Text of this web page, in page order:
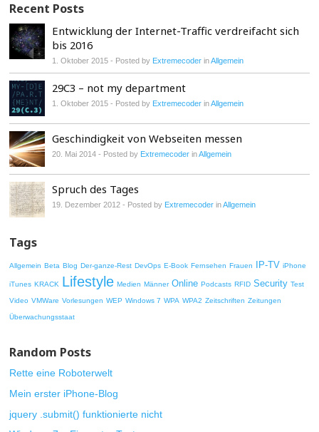
Recent Posts
Entwicklung der Internet-Traffic verdreifacht sich
bis 2016
1. Oktober 2015 - Posted by Extremecoder inAllgemein
29C3 – not my department
1. Oktober 2015 - Posted by Extremecoder inAllgemein
Geschindigkeit von Webseiten messen
20. Mai 2014 - Posted by Extremecoder inAllgemein
Spruch des Tages
19. Dezember 2012 - Posted by Extremecoder inAllgemein
Tags
Allgemein Beta Blog Der-ganze-Rest DevOps E-Book Fernsehen Frauen IP-TV iPhone
iTunes KRACK Lifestyle Medien Männer Online Podcasts RFID Security Test
Video VMWare Vorlesungen WEP Windows 7 WPA WPA2 Zeitschriften Zeitungen
Überwachungsstaat
Random Posts
Rette eine Roboterwelt
Mein erster iPhone-Blog
jquery .submit() funktionierte nicht